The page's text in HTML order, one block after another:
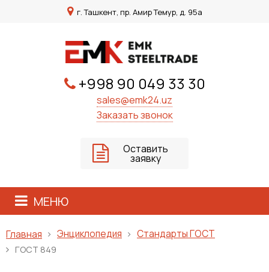
г. Ташкент, пр. Амир Темур, д. 95а
+998 90 049 33 30
sales@emk24.uz
Заказать звонок
Оставить
заявку
МЕНЮ
Главная Энциклопедия Стандарты ГОСТ
ГОСТ 849